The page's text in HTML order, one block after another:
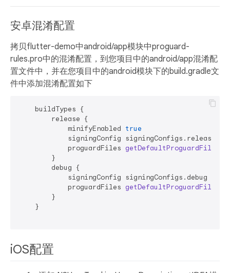
安卓混淆配置
拷贝flutter-demo中android/app模块中proguard-
rules.pro中的混淆配置，到您项目中的android/app混淆配
置文件中，并在您项目中的android模块下的build.gradle文
件中添加混淆配置如下
    buildTypes {
        release {
            minifyEnabled
true
            signingConfig signingConfigs.release
            proguardFiles
getDefaultProguardFile
        }
        debug {
            signingConfig signingConfigs.debug
            proguardFiles
getDefaultProguardFile
        }
    }
iOS配置